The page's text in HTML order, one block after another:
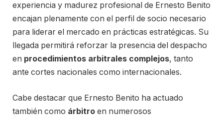
experiencia y madurez profesional de Ernesto Benito
encajan plenamente con el perfil de socio necesario
para liderar el mercado en prácticas estratégicas. Su
llegada permitirá reforzar la presencia del despacho
en procedimientos arbitrales complejos, tanto
ante cortes nacionales como internacionales.
Cabe destacar que Ernesto Benito ha actuado
también como árbitro en numerosos